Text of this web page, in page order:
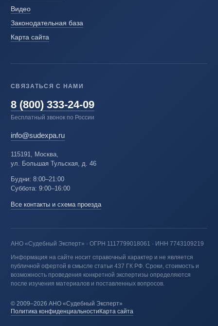
Видео
Законодательная база
Карта сайта
СВЯЗАТЬСЯ С НАМИ
8 (800) 333-24-09
Бесплатный звонок по России
info@sudexpa.ru
115191, Москва,
ул. Большая Тульская, д. 46
Будни: 8:00–21:00
Суббота: 9:00–16:00
Все контакты и схема проезда
АНО «Судебный Эксперт» · ОГРН 1117799018061 · ИНН 7743109219
Информация на сайте носит справочный характер и не является
публичной офертой в смысле статьи 437 ГК РФ. Сроки, стоимость и
возможность проведения конкретной экспертизы определяются
после изучения материалов и поставленных вопросов.
© 2009–2026 АНО «Судебный Эксперт»
Политика конфиденциальностиКарта сайта